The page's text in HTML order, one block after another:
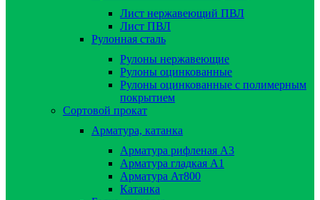
Лист нержавеющий ПВЛ
Лист ПВЛ
Рулонная сталь
Рулоны нержавеющие
Рулоны оцинкованные
Рулоны оцинкованные с полимерным
покрытием
Сортовой прокат
Арматура, катанка
Арматура рифленая А3
Арматура гладкая А1
Арматура Ат800
Катанка